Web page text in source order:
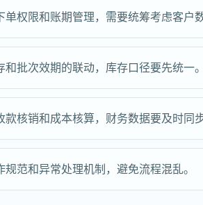
权限和账期管理，需要统筹考虑客户
批次效期的联动，库存口径要先统一。
核销和成本核算，财务数据要及时同步
范和异常处理机制，避免流程混乱。